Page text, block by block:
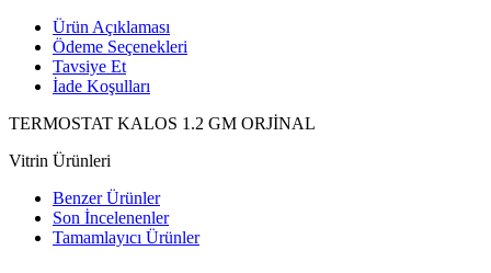
Ürün Açıklaması
Ödeme Seçenekleri
Tavsiye Et
İade Koşulları
TERMOSTAT KALOS 1.2 GM ORJİNAL
Vitrin Ürünleri
Benzer Ürünler
Son İncelenenler
Tamamlayıcı Ürünler